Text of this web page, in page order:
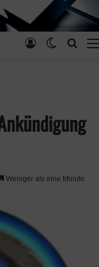
Skin
Anmelden
Weniger als eine Minute